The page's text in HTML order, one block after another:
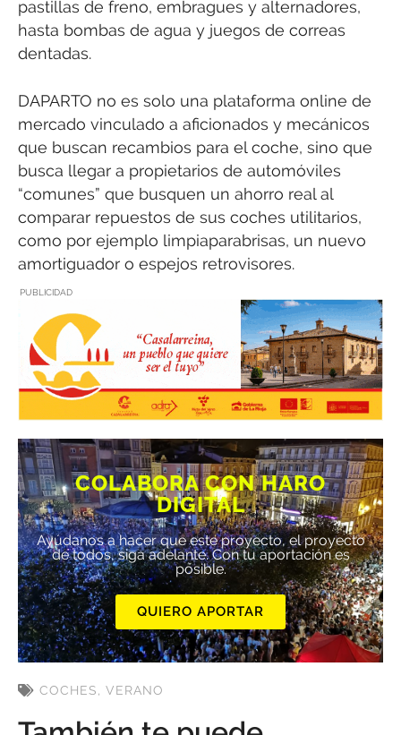
pastillas de freno, embragues y alternadores,
hasta bombas de agua y juegos de correas
dentadas.
DAPARTO no es solo una plataforma online de
mercado vinculado a aficionados y mecánicos
que buscan recambios para el coche, sino que
busca llegar a propietarios de automóviles
“comunes” que busquen un ahorro real al
comparar repuestos de sus coches utilitarios,
como por ejemplo limpiaparabrisas, un nuevo
amortiguador o espejos retrovisores.
PUBLICIDAD
COLABORA CON HARO
DIGITAL
Ayúdanos a hacer que este proyecto, el proyecto
de todos, siga adelante. Con tu aportación es
posible.
QUIERO APORTAR
COCHES, VERANO